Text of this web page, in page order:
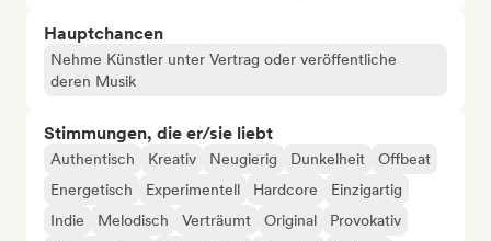
Hauptchancen
Nehme Künstler unter Vertrag oder veröffentliche
deren Musik
Stimmungen, die er/sie liebt
Authentisch Kreativ Neugierig Dunkelheit
Offbeat
Energetisch
Experimentell Hardcore
Einzigartig
Indie
Melodisch Verträumt Original
Provokativ